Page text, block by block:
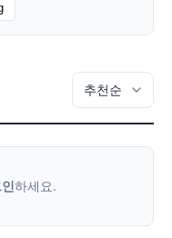
하세요.